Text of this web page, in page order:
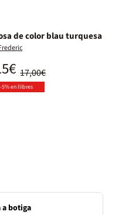
de color blau turquesa
17,00€
5% en llibres
botiga